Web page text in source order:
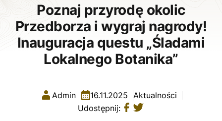
Kontakt
Poznaj przyrodę okolic
Przedborza i wygraj nagrody!
Inauguracja questu „Śladami
Lokalnego Botanika”
Admin 16.11.2025 Aktualności
Udostępnij: